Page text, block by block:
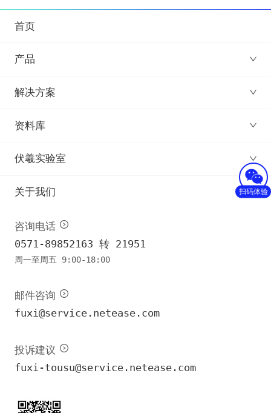
首页
产品
解决方案
资料库
伏羲实验室
关于我们
咨询电话
0571-89852163 转 21951
周一至周五 9:00-18:00
邮件咨询
fuxi@service.netease.com
投诉建议
fuxi-tousu@service.netease.com
扫码体验